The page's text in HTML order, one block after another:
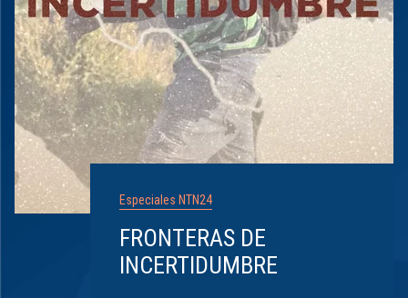
Especiales NTN24
FRONTERAS DE
INCERTIDUMBRE